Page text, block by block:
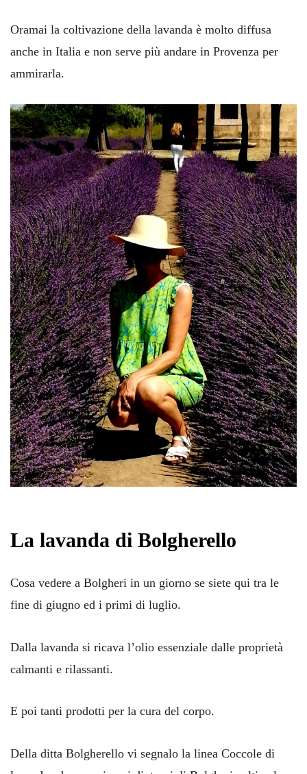
Oramai la coltivazione della lavanda è molto diffusa
anche in Italia e non serve più andare in Provenza per
ammirarla.
La lavanda di Bolgherello
Cosa vedere a Bolgheri in un giorno se siete qui tra le
fine di giugno ed i primi di luglio.
Dalla lavanda si ricava l’olio essenziale dalle proprietà
calmanti e rilassanti.
E poi tanti prodotti per la cura del corpo.
Della ditta Bolgherello vi segnalo la linea Coccole di